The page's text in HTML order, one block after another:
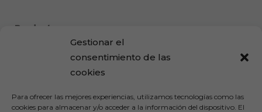
Gestionar el
consentimiento de las
cookies
Para ofrecer las mejores experiencias, utilizamos tecnologías como las
cookies para almacenar y/o acceder a la información del dispositivo. El
Productos
Aromas alimentarios
Líneas de actividad
Historia y valores